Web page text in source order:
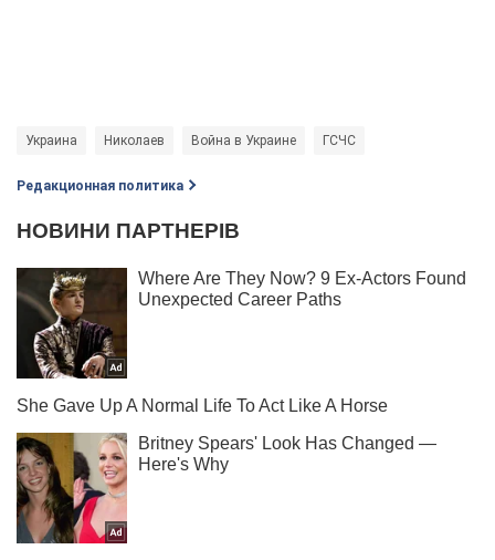
Украина Николаев Война в Украине ГСЧС
Редакционная политика